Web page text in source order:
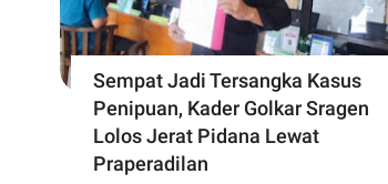
Sempat Jadi Tersangka Kasus
Penipuan, Kader Golkar Sragen
Lolos Jerat Pidana Lewat
Praperadilan